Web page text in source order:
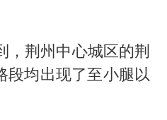
，荆州中心城区的荆
段均出现了至小腿以